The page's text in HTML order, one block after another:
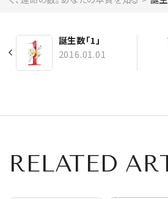
誕生数「1」
2016.01.01
RELATED